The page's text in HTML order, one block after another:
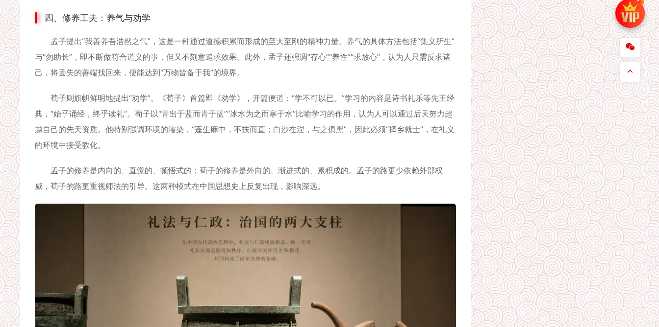
四、修养工夫：养气与劝学
孟子提出“我善养吾浩然之气”，这是一种通过道德积累而形成的至大至刚的精神力量。养气的具体方法包括“集义所生”
与“勿助长”，即不断做符合道义的事，但又不刻意追求效果。此外，孟子还强调“存心”“养性”“求放心”，认为人只需反求诸
己，将丢失的善端找回来，便能达到“万物皆备于我”的境界。
荀子则旗帜鲜明地提出“劝学”。《荀子》首篇即《劝学》，开篇便道：“学不可以已。”学习的内容是诗书礼乐等先王经
典，“始乎诵经，终乎读礼”。荀子以“青出于蓝而青于蓝”“冰水为之而寒于水”比喻学习的作用，认为人可以通过后天努力超
越自己的先天资质。他特别强调环境的濡染，“蓬生麻中，不扶而直；白沙在涅，与之俱黑”，因此必须“择乡就士”，在礼义
的环境中接受教化。
孟子的修养是内向的、直觉的、顿悟式的；荀子的修养是外向的、渐进式的、累积成的。孟子的路更少依赖外部权
威，荀子的路更重视师法的引导。这两种模式在中国思想史上反复出现，影响深远。